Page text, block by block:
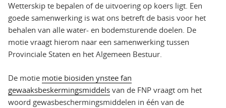
Wetterskip te bepalen of de uitvoering op koers ligt. Een
goede samenwerking is wat ons betreft de basis voor het
behalen van alle water- en bodemsturende doelen. De
motie vraagt hierom naar een samenwerking tussen
Provinciale Staten en het Algemeen Bestuur.
De motie motie biosiden ynstee fan
gewaaksbeskermingsmiddels van de FNP vraagt om het
woord gewasbeschermingsmiddelen in één van de